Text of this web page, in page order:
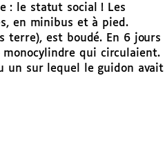
: le statut social ! Les
en minibus et à pied.
terre), est boudé. En 6 jours
qui circulaient.
un sur lequel le guidon avait